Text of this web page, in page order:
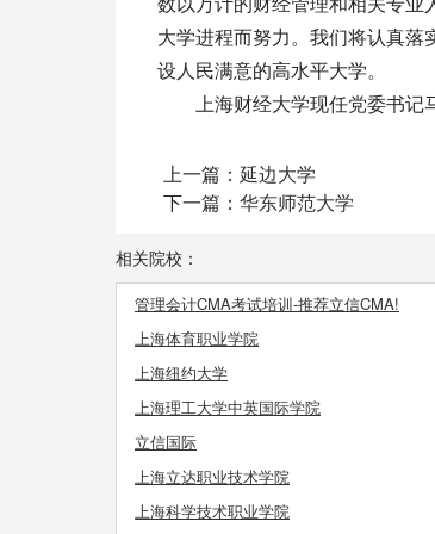
大学进程而努力。我们将认真
设人民满意的高水平大学。
上海财经大学现任党委书记马
上一篇： 延边大学
下一篇： 华东师范大学
相关院校：
管理会计CMA考试培训-推荐立信CMA!
上海体育职业学院
上海纽约大学
上海理工大学中英国际学院
立信国际
上海立达职业技术学院
上海科学技术职业学院